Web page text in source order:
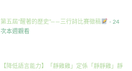
第五屆”醒著的歷史”——三行詩比賽徵稿
- 24
次本週觀看
【降低語言能力】「靜雞雞」定係「靜靜雞」靜